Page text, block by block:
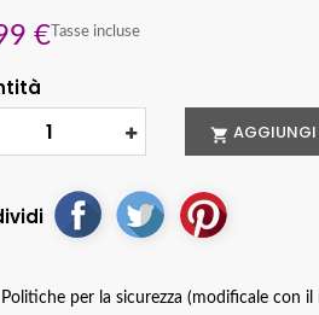
€ Tasse incluse
 AGGIUNGI
Politiche per la sicurezza (modificale con